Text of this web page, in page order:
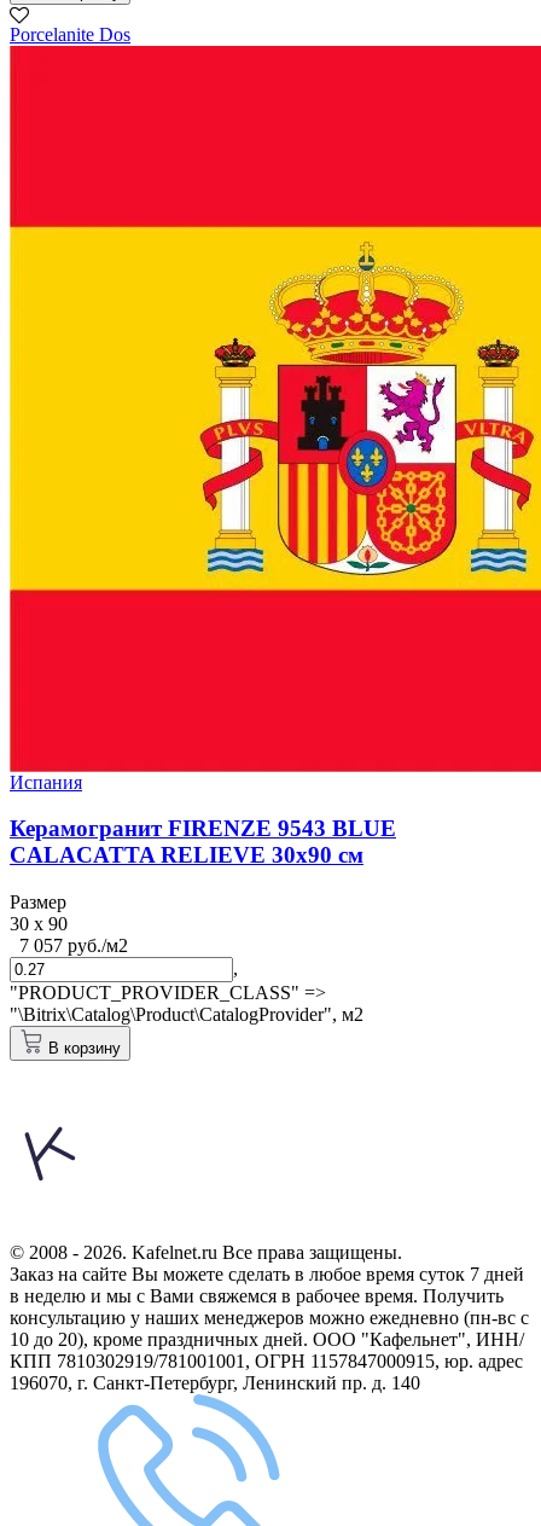
Porcelanite Dos
Испания
Керамогранит FIRENZE 9543 BLUE
CALACATTA RELIEVE 30x90 см
Размер
30 x 90
7 057 руб./м2
,
"PRODUCT_PROVIDER_CLASS" =>
"\Bitrix\Catalog\Product\CatalogProvider", м2
В корзину
© 2008 - 2026. Kafelnet.ru Все права защищены.
Заказ на сайте Вы можете сделать в любое время суток 7 дней
в неделю и мы с Вами свяжемся в рабочее время. Получить
консультацию у наших менеджеров можно ежедневно (пн-вс с
10 до 20), кроме праздничных дней. ООО "Кафельнет", ИНН/
КПП 7810302919/781001001, ОГРН 1157847000915, юр. адрес
196070, г. Санкт-Петербург, Ленинский пр. д. 140